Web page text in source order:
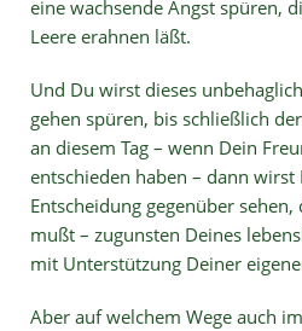
eine wachsende Angst spüren,
Leere erahnen läßt.
Und Du wirst dieses
gehen spüren, bis schließlich
an diesem Tag – wenn Dein
entschieden haben – dann wirst
Entscheidung gegenüber
mußt – zugunsten Deines
mit Unterstützung Deiner
Aber auf welchem Wege auch